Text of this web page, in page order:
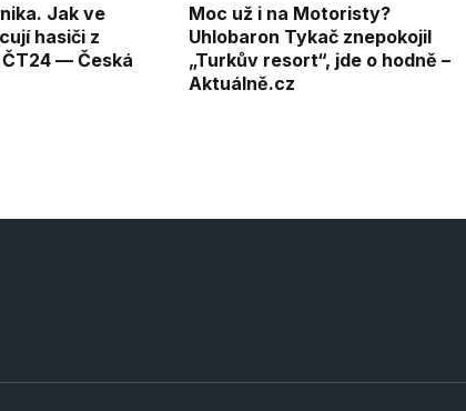
Jak ve
hasiči z
— Česká
Moc už i na Motoristy?
Uhlobaron Tykač znepokojil
„Turkův resort“, jde o hodně –
Aktuálně.cz